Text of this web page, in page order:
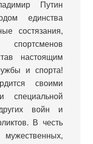
Путин
единства
состязания,
настоящим
и спорта!
своими
специальной
войн и
В честь